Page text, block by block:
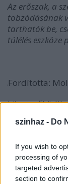
szinhaz - Do
If you wish to
processing of
targeted
section to
Az erõszak, a
tobzódásának
tarthatók be,
túlélés eszköze
Fordította:
közreműködik
rendező: